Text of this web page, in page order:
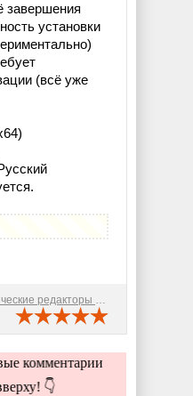
завершения
установки
(всё уже
редакторы (2D)
комментарии
👇